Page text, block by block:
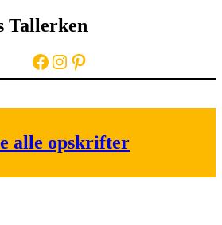
Tallerken
Facebook
Instagram
Pinterest
alle opskrifter